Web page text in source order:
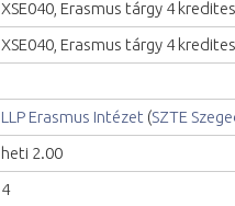
XSE040, Erasmus tárgy 4 kredites
XSE040, Erasmus tárgy 4 kredites
LLP Erasmus Intézet (SZTE
heti 2.00
4